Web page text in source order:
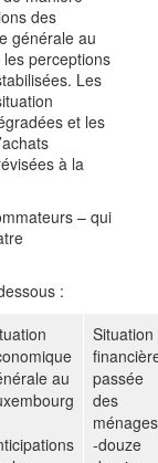
des
générale au
perceptions
Les
et les
à la
– qui
:
au
Situation
passée
des
ménages
-douze